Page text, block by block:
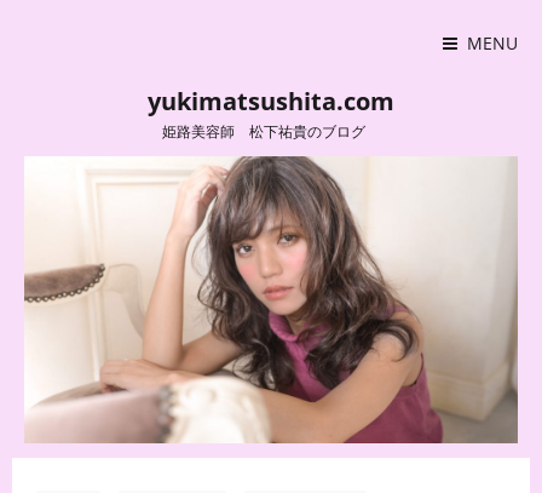
MENU
yukimatsushita.com
姫路美容師 松下祐貴のブログ